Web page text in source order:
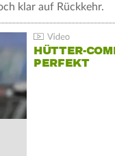
klar auf Rückkehr.
HÜTTER-
PERFEKT